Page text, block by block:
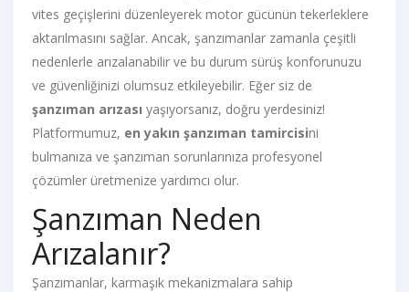
vites geçişlerini düzenleyerek motor gücünün tekerleklere
aktarılmasını sağlar. Ancak, şanzımanlar zamanla çeşitli
nedenlerle arızalanabilir ve bu durum sürüş konforunuzu
ve güvenliğinizi olumsuz etkileyebilir. Eğer siz de
şanzıman arızası yaşıyorsanız, doğru yerdesiniz!
Platformumuz, en yakın şanzıman tamircisini
bulmanıza ve şanzıman sorunlarınıza profesyonel
çözümler üretmenize yardımcı olur.
Şanzıman Neden
Arızalanır?
Şanzımanlar, karmaşık mekanizmalara sahip